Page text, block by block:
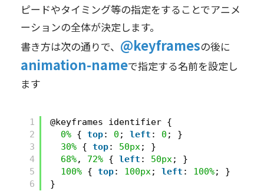
ピードやタイミング等の指定をすることでアニメ
ーションの全体が決定します。
書き方は次の通りで、 @keyframesの後に
animation-nameで指定する名前を設定し
ます
1
2
3
4
5
6
@keyframes identifier {
0% { top: 0 ; left : 0 ; }
30% { top: 50px; }
68%, 72% { left : 50px; }
100% { top: 100px; left : 100%; }
}